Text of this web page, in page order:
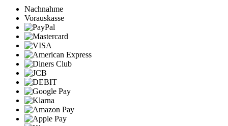
Nachnahme
Vorauskasse